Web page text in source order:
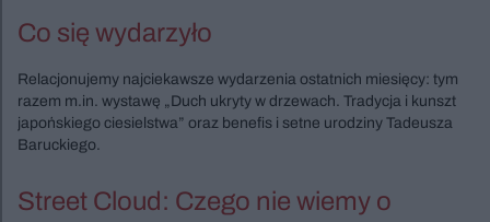
Co się wydarzyło
Relacjonujemy najciekawsze wydarzenia ostatnich miesięcy: tym
razem m.in. wystawę „Duch ukryty w drzewach. Tradycja i kunszt
japońskiego ciesielstwa” oraz benefis i setne urodziny Tadeusza
Baruckiego.
Street Cloud: Czego nie wiemy o